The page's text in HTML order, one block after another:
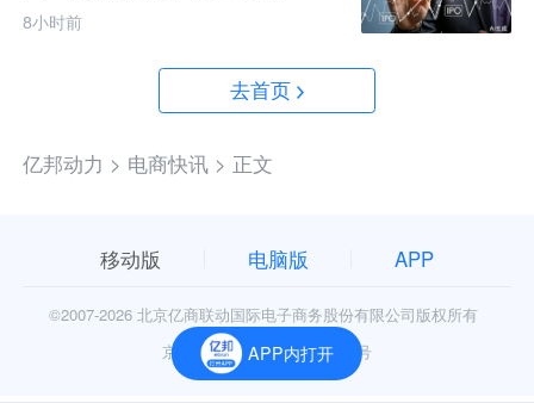
8小时前
去首页
亿邦动力 > 电商快讯 > 正文
APP内打开
移动版 电脑版 APP
©2007-2026 北京亿商联动国际电子商务股份有限公司版权所有
京公网安备11010602006906号